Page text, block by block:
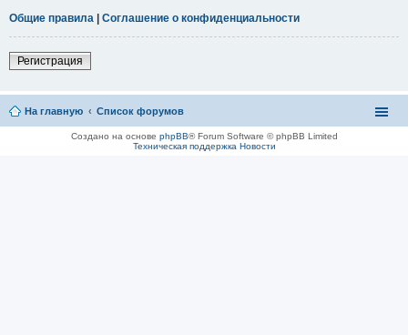
Общие правила | Соглашение о конфиденциальности
Регистрация
На главную Список форумов
Создано на основе phpBB® Forum Software © phpBB Limited
Техническая поддержка Новости